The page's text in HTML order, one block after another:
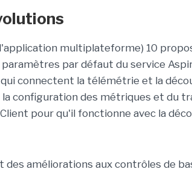
multiplateforme) 10
par défaut du service
connectent la télémétrie et la
configuration des métriques et du
pour qu'il fonctionne avec la
des améliorations aux contrôles de